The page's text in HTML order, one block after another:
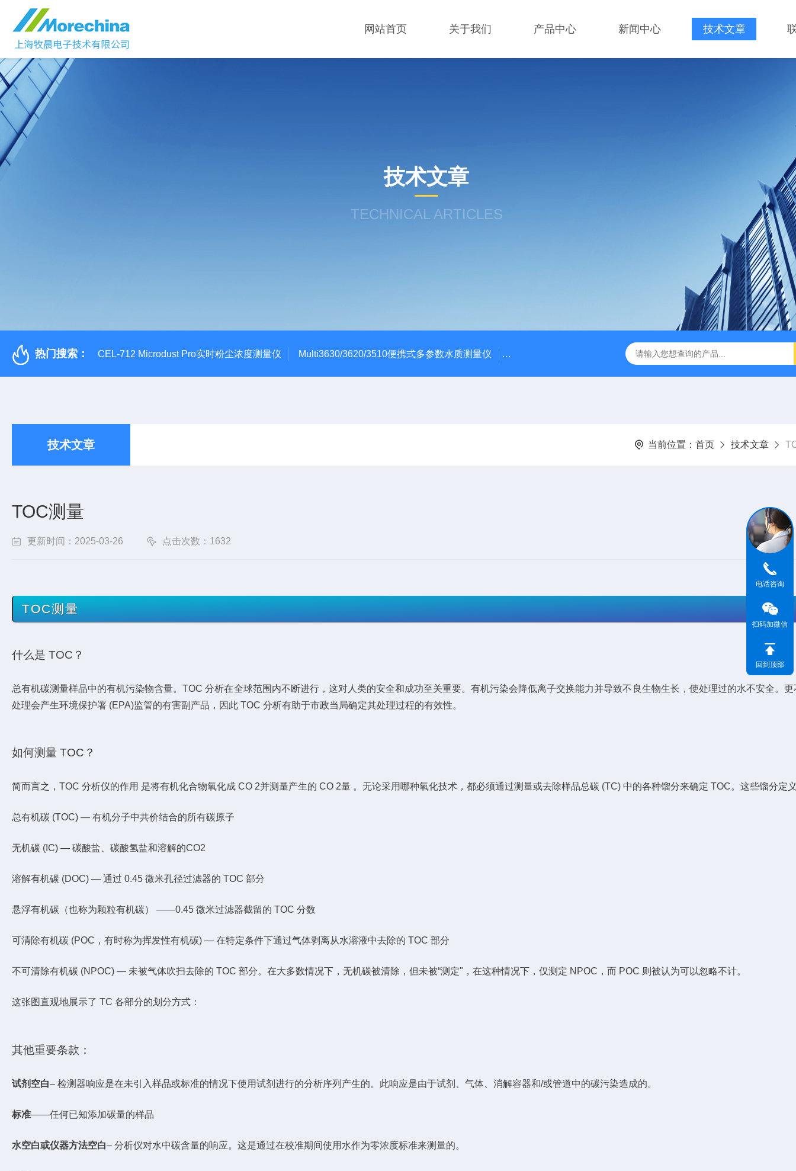
网站首页 关于我们 产品中心 新闻中心 技术文章
技术文章
TECHNICAL ARTICLES
热门搜索： CEL-712 Microdust Pro实时粉尘浓度测量仪 Multi3630/3620/3510便携式多参数水质测量仪 dBadge2CASELLA科赛乐个人声暴露计 PC-2200/2300进口激光
技术文章 当前位置： 首页 技术文章
TOC测量
更新时间：2025-03-26 点击次数：1632
TOC测量
什么是 TOC？
总有机碳测量样品中的有机污染物含量。TOC 分析在全球范围内不断进行，这对人类的安全和成功至关重要。有机污染会降低离子交换能力并导致不良生物生长，使处理过的水不安全。
处理会产生环境保护署 (EPA)监管的有害副产品，因此 TOC 分析有助于市政当局确定其处理过程的有效性。
如何测量 TOC？
简而言之，TOC 分析仪的作用 是将有机化合物氧化成 CO 2并测量产生的 CO 2量 。无论采用哪种氧化技术，都必须通过测量或去除样品总碳 (TC) 中的各种馏分来确定 TOC。这些馏分定
总有机碳 (TOC) — 有机分子中共价结合的所有碳原子
无机碳 (IC) — 碳酸盐、碳酸氢盐和溶解的CO2
溶解有机碳 (DOC) — 通过 0.45 微米孔径过滤器的 TOC 部分
悬浮有机碳（也称为颗粒有机碳） ——0.45 微米过滤器截留的 TOC 分数
可清除有机碳 (POC，有时称为挥发性有机碳) — 在特定条件下通过气体剥离从水溶液中去除的 TOC 部分
不可清除有机碳 (NPOC) — 未被气体吹扫去除的 TOC 部分。在大多数情况下，无机碳被清除，但未被“测定"，在这种情况下，仅测定 NPOC，而 POC 则被认为可以忽略不计。
这张图直观地展示了 TC 各部分的划分方式：
其他重要条款：
试剂空白– 检测器响应是在未引入样品或标准的情况下使用试剂进行的分析序列产生的。此响应是由于试剂、气体、消解容器和/或管道中的碳污染造成的。
标准——任何已知添加碳量的样品
水空白或仪器方法空白– 分析仪对水中碳含量的响应。这是通过在校准期间使用水作为零浓度标准来测量的。
电话咨询
扫码加微信
回到顶部